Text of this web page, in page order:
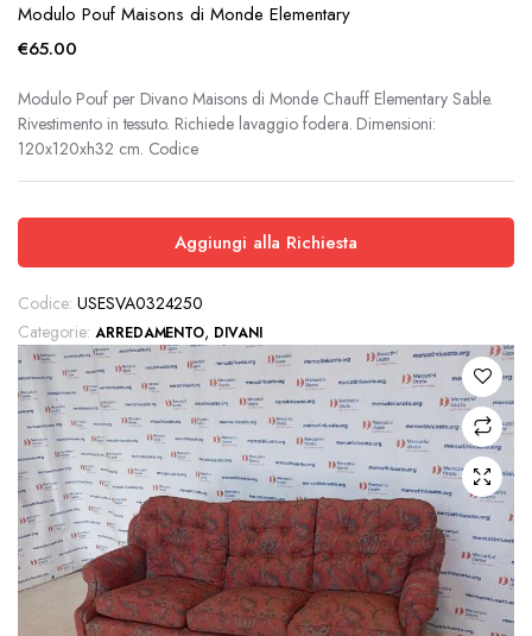
Modulo Pouf Maisons di Monde Elementary
€65.00
Modulo Pouf per Divano Maisons di Monde Chauff Elementary Sable.
Rivestimento in tessuto. Richiede lavaggio fodera. Dimensioni:
120x120xh32 cm. Codice
Aggiungi alla Richiesta
Codice: USESVA0324250
Categorie: ARREDAMENTO, DIVANI